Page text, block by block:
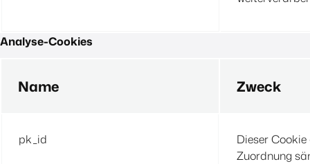
Analyse-Cookies
Name Zweck
pk_id
Dieser
Zuordnung